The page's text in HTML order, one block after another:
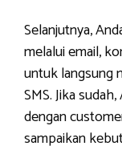
Selanjutnya,
melalui email,
untuk langsung
SMS. Jika
dengan
sampaikan